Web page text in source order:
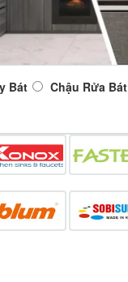
Bát Chậu Rửa Bát